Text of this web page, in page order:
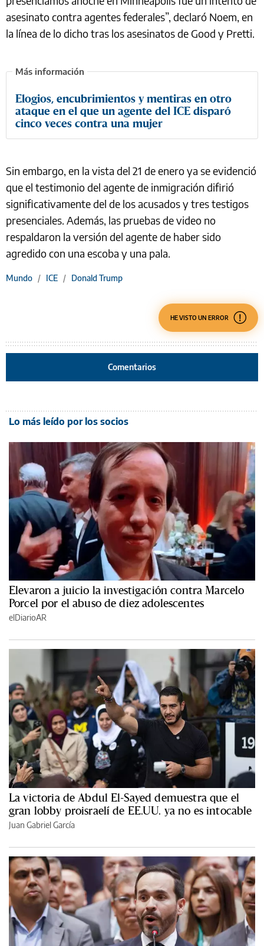
asesinato contra agentes federales”, declaró Noem, en
la línea de lo dicho tras los asesinatos de Good y Pretti.
Elogios, encubrimientos y mentiras en otro
ataque en el que un agente del ICE disparó
cinco veces contra una mujer
Sin embargo, en la vista del 21 de enero ya se evidenció
que el testimonio del agente de inmigración difirió
significativamente del de los acusados y tres testigos
presenciales. Además, las pruebas de video no
respaldaron la versión del agente de haber sido
agredido con una escoba y una pala.
Mundo / ICE / Donald Trump
HE VISTO UN ERROR
Comentarios
Lo más leído por los socios
Elevaron a juicio la investigación contra Marcelo
Porcel por el abuso de diez adolescentes
elDiarioAR
La victoria de Abdul El-Sayed demuestra que el
gran lobby proisraelí de EE.UU. ya no es intocable
Juan Gabriel García